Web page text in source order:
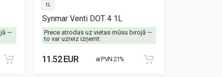
—
1L
Synmar Venti DOT 4 1L
Prece atrodas uz vietas mūsu birojā —
to var uzreiz izņemt.
11.52 EUR ar PVN 21%